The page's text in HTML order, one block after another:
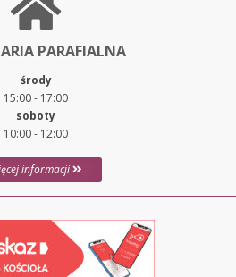
PARAFIALNA
środy
15:00 - 17:00
soboty
10:00 - 12:00
informacji